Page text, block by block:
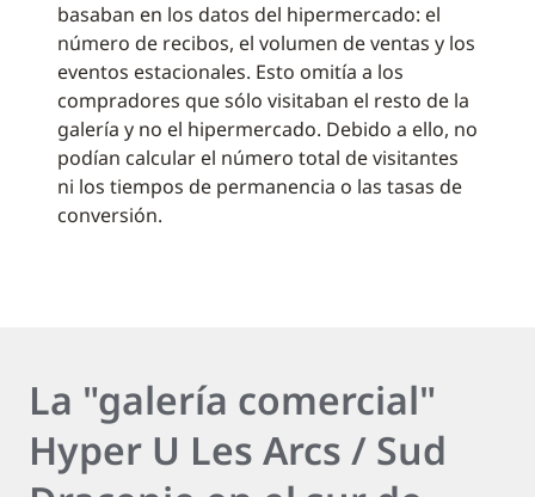
basaban en los datos del hipermercado: el
número de recibos, el volumen de ventas y los
eventos estacionales. Esto omitía a los
compradores que sólo visitaban el resto de la
galería y no el hipermercado. Debido a ello, no
podían calcular el número total de visitantes
ni los tiempos de permanencia o las tasas de
conversión.
La "galería comercial"
Hyper U Les Arcs / Sud